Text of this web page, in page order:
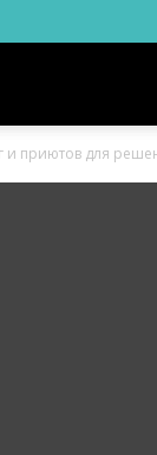
и приютов для